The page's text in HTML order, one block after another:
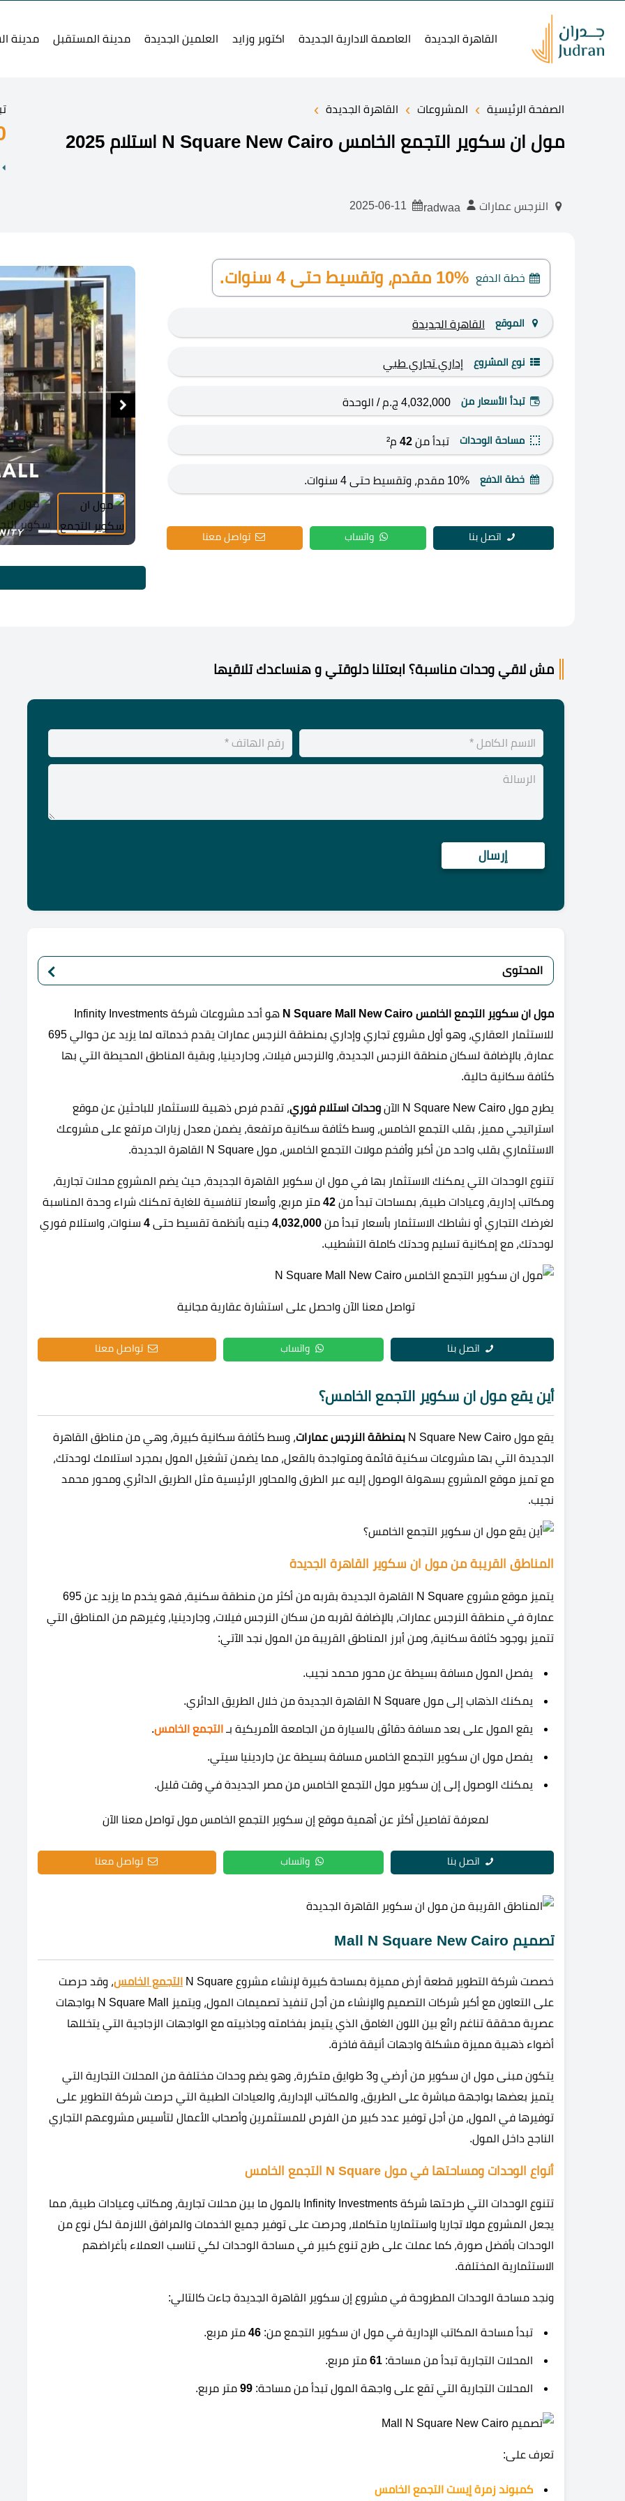
القاهرة الجديدة العاصمة الادارية الجديدة اكتوبر وزايد العلمين الجديدة مدينة المستقبل مدينة
الصفحة الرئيسية › المشروعات › القاهرة الجديدة ›
مول ان سكوير التجمع الخامس N Square New Cairo استلام 2025
النرجس عمارات
خطة الدفع 10% مقدم، وتقسيط حتى 4 سنوات.
الموقع القاهرة الجديدة
نوع المشروع إداريتجاري طبي
تبدأ الأسعار من 4,032,000 ج.م / الوحدة
مساحة الوحدات تبدأ من42 م²
خطة الدفع 10% مقدم، وتقسيط حتى 4 سنوات.
اتصل بنا واتساب تواصل معنا
مش لاقي وحدات مناسبة؟ ابعتلنا دلوقتي و هنساعدك تلاقيها
المحتوى
مول ان سكوير التجمع الخامس N Square Mall New Cairo
هو أحد مشروعات شركة Infinity Investments
للاستثمار العقاري، وهو أول مشروع تجاري وإداري بمنطقة النرجس عمارات يقدم خدماته لما يزيد عن حوالي 695
عمارة، بالإضافة لسكان منطقة النرجس الجديدة، والنرجس فيلات، وجاردينيا، وبقية المناطق المحيطة التي بها
كثافة سكانية حالية.
يطرح مول N Square New Cairo الآن وحدات استلام فوري، تقدم فرص ذهبية للاستثمار للباحثين عن موقع
استراتيجي مميز، بقلب التجمع الخامس، وسط كثافة سكانية مرتفعة، يضمن معدل زيارات مرتفع على مشروعك
الاستثماري بقلب واحد من أكبر وأفخم مولات التجمع الخامس، مول N Square القاهرة الجديدة.
تتنوع الوحدات التي يمكنك الاستثمار بها في مول ان سكوير القاهرة الجديدة، حيث يضم المشروع محلات تجارية،
ومكاتب إدارية، وعيادات طبية، بمساحات تبدأ من 42 متر مربع، وأسعار تنافسية للغاية تمكنك شراء وحدة المناسبة
لغرضك التجاري أو نشاطك الاستثمار بأسعار تبدأ من 4,032,000 جنيه بأنظمة تقسيط حتى 4 سنوات، واستلام فوري
لوحدتك، مع إمكانية تسليم وحدتك كاملة التشطيب.
تواصل معنا الآن واحصل على استشارة عقارية مجانية
اتصل بنا واتساب تواصل معنا
أين يقع مول ان سكوير التجمع الخامس؟
يقع مول N Square New Cairo بمنطقة النرجس عمارات، وسط كثافة سكانية كبيرة، وهي من مناطق القاهرة
الجديدة التي بها مشروعات سكنية قائمة ومتواجدة بالقعل، مما يضمن تشغيل المول بمجرد استلامك لوحدتك،
مع تميز موقع المشروع بسهولة الوصول إليه عبر الطرق والمحاور الرئيسية مثل الطريق الدائري ومحور محمد
نجيب.
المناطق القريبة من مول ان سكوير القاهرة الجديدة
يتميز موقع مشروع N Square القاهرة الجديدة بقربه من أكثر من منطقة سكنية، فهو يخدم ما يزيد عن 695
عمارة في منطقة النرجس عمارات، بالإضافة لقربه من سكان النرجس فيلات، وجاردينيا، وغيرهم من المناطق التي
تتميز بوجود كثافة سكانية، ومن أبرز المناطق القريبة من المول نجد الآتي:
يفصل المول مسافة بسيطة عن محور محمد نجيب.
يمكنك الذهاب إلى مول N Square القاهرة الجديدة من خلال الطريق الدائري.
يقع المول على بعد مسافة دقائق بالسيارة من الجامعة الأمريكية بـ التجمع الخامس.
يفصل مول ان سكوير التجمع الخامس مسافة بسيطة عن جاردينيا سيتي.
يمكنك الوصول إلى إن سكوير مول التجمع الخامس من مصر الجديدة في وقت قليل.
لمعرفة تفاصيل أكثر عن أهمية موقع إن سكوير التجمع الخامس مول تواصل معنا الآن
اتصل بنا واتساب تواصل معنا
تصميم Mall N Square New Cairo
خصصت شركة التطوير قطعة أرض مميزة بمساحة كبيرة لإنشاء مشروع N Square التجمع الخامس، وقد حرصت
على التعاون مع أكبر شركات التصميم والإنشاء من أجل تنفيذ تصميمات المول، ويتميز N Square Mall بواجهات
عصرية محققة تناغم رائع بين اللون الغامق الذي يتيمز بفخامته وجاذبيته مع الواجهات الزجاجية التي يتخللها
أضواء ذهبية مميزة مشكلة واجهات أنيقة فاخرة.
يتكون مبنى مول ان سكوير من أرضي و3 طوايق متكررة، وهو يضم وحدات مختلفة من المحلات التجارية التي
يتميز بعضها بواجهة مباشرة على الطريق، والمكاتب الإدارية، والعيادات الطبية التي حرصت شركة التطوير على
توفيرها في المول، من أجل توفير عدد كبير من الفرص للمستثمرين وأصحاب الأعمال لتأسيس مشروعهم التجاري
الناجح داخل المول.
أنواع الوحدات ومساحتها في مول N Square التجمع الخامس
تتنوع الوحدات التي طرحتها شركة Infinity Investments بالمول ما بين محلات تجارية، ومكاتب وعيادات طبية، مما
يجعل المشروع مولا تجاريا واستثماريا متكاملا، وحرصت على توفير جميع الخدمات والمرافق اللازمة لكل نوع من
الوحدات بأفضل صورة، كما عملت على طرح تنوع كبير في مساحة الوحدات لكي تناسب العملاء بأغراضهم
الاستثمارية المختلفة.
ونجد مساحة الوحدات المطروحة في مشروع إن سكوير القاهرة الجديدة جاءت كالتالي:
تبدأ مساحة المكاتب الإدارية في مول ان سكوير التجمع من: 46 متر مربع.
المحلات التجارية تبدأ من مساحة: 61 متر مربع.
المحلات التجارية التي تقع على واجهة المول تبدأ من مساحة: 99 متر مربع.
تعرف على:
كمبوند زمرة إيست التجمع الخامس